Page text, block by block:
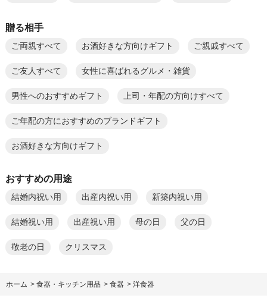
贈る相手
ご両親すべて お酒好きな方向けギフト ご親戚すべて
ご友人すべて 女性に喜ばれるグルメ・雑貨
男性へのおすすめギフト 上司・年配の方向けすべて
ご年配の方におすすめのブランドギフト
お酒好きな方向けギフト
おすすめの用途
結婚内祝い用 出産内祝い用 新築内祝い用
結婚祝い用 出産祝い用 母の日 父の日
敬老の日 クリスマス
ホーム > 食器・キッチン用品 > 食器 > 洋食器